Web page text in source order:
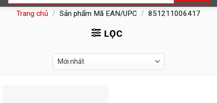
Trang chủ / Sản phẩm Mã EAN/UPC / 851211006417
LỌC